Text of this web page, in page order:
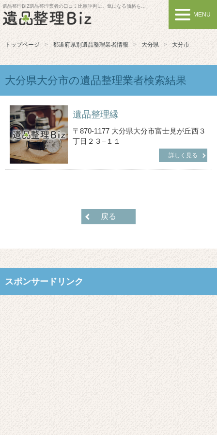
遺品整理BIZ遺品整理業者の口コミ比較評判に。気になる価格を比較しよう
MENU
トップページ 都道府県別遺品整理業者情報 大分県 大分市
大分県大分市の遺品整理業者検索結果
遺品整理縁
〒870-1177 大分県大分市富士見が丘西３
丁目２３−１１
詳しく見る
戻る
スポンサードリンク